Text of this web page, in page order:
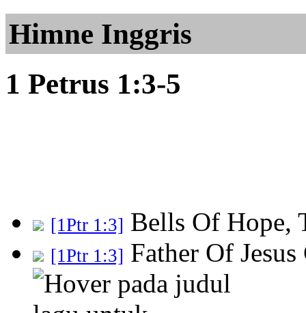
Himne Inggris
1 Petrus 1:3-5
[1Ptr 1:3] Bells Of Hope,
[1Ptr 1:3] Father Of